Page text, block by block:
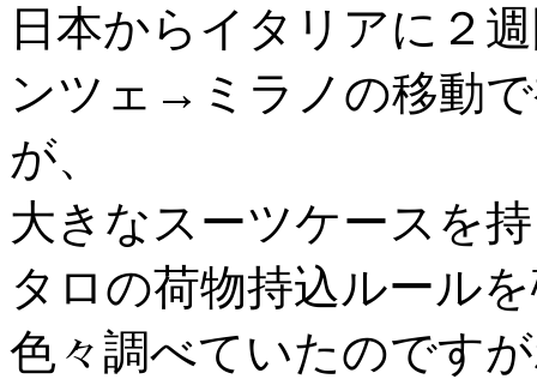
日本からイタリアに２
ンツェ→ミラノの移動
が、
大きなスーツケースを
タロの荷物持込ルール
色々調べていたのです